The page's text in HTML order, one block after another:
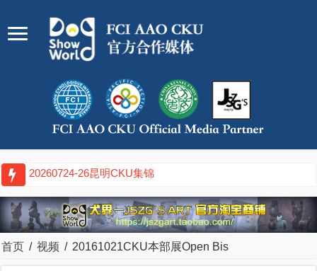
20260717-19武汉CKU集锦
首页 / 视频 / 20161021CKU本部展Open Bis